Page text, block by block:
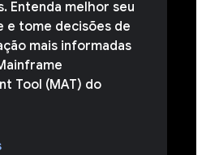
Entenda melhor seu
e tome decisões de
mais informadas
Tool (MAT) do